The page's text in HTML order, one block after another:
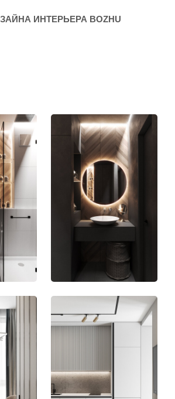
ИНТЕРЬЕРА BOZHU